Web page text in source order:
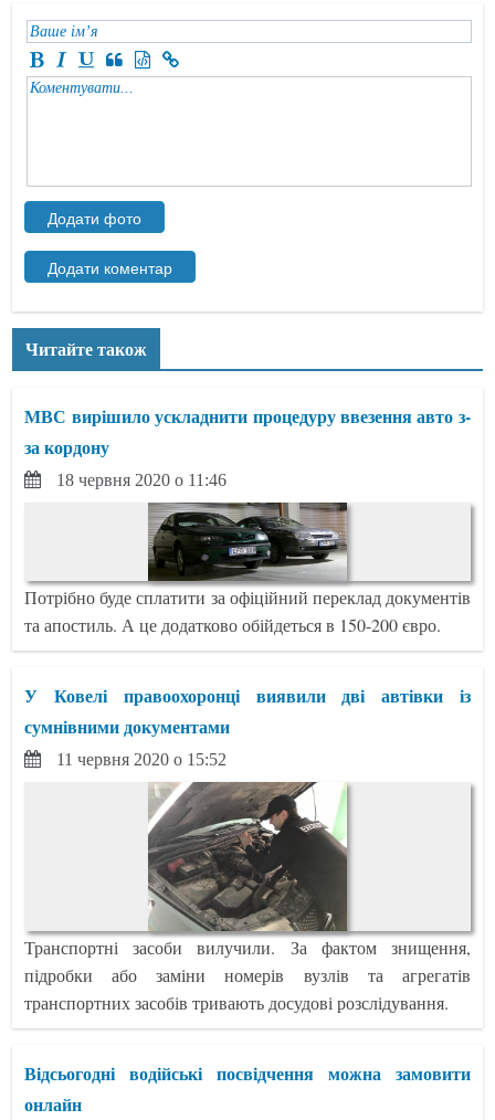
Читайте також
МВС вирішило ускладнити процедуру ввезення авто з-
за кордону
18 червня 2020 о 11:46
Потрібно буде сплатити за офіційний переклад документів
та апостиль. А це додатково обійдеться в 150-200 євро.
У Ковелі правоохоронці виявили дві автівки із
сумнівними документами
11 червня 2020 о 15:52
Транспортні засоби вилучили. За фактом знищення,
підробки або заміни номерів вузлів та агрегатів
транспортних засобів тривають досудові розслідування.
Відсьогодні водійські посвідчення можна замовити
онлайн